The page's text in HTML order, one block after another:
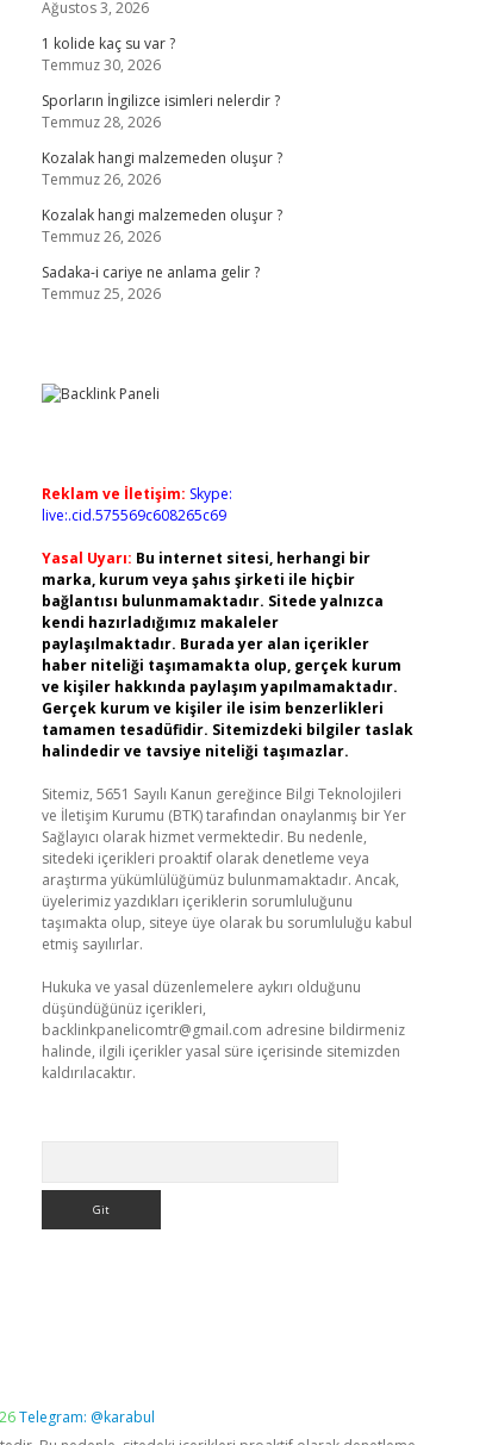
Ağustos 3, 2026
1 kolide kaç su var ?
Temmuz 30, 2026
Sporların İngilizce isimleri nelerdir ?
Temmuz 28, 2026
Kozalak hangi malzemeden oluşur ?
Temmuz 26, 2026
Kozalak hangi malzemeden oluşur ?
Temmuz 26, 2026
Sadaka-i cariye ne anlama gelir ?
Temmuz 25, 2026
Reklam ve İletişim: Skype:
live:.cid.575569c608265c69
Yasal Uyarı: Bu internet sitesi, herhangi bir
marka, kurum veya şahıs şirketi ile hiçbir
bağlantısı bulunmamaktadır. Sitede yalnızca
kendi hazırladığımız makaleler
paylaşılmaktadır. Burada yer alan içerikler
haber niteliği taşımamakta olup, gerçek kurum
ve kişiler hakkında paylaşım yapılmamaktadır.
Gerçek kurum ve kişiler ile isim benzerlikleri
tamamen tesadüfidir. Sitemizdeki bilgiler taslak
halindedir ve tavsiye niteliği taşımazlar.
Sitemiz, 5651 Sayılı Kanun gereğince Bilgi Teknolojileri
ve İletişim Kurumu (BTK) tarafından onaylanmış bir Yer
Sağlayıcı olarak hizmet vermektedir. Bu nedenle,
sitedeki içerikleri proaktif olarak denetleme veya
araştırma yükümlülüğümüz bulunmamaktadır. Ancak,
üyelerimiz yazdıkları içeriklerin sorumluluğunu
taşımakta olup, siteye üye olarak bu sorumluluğu kabul
etmiş sayılırlar.
Hukuka ve yasal düzenlemelere aykırı olduğunu
düşündüğünüz içerikleri,
backlinkpanelicomtr@gmail.com adresine bildirmeniz
halinde, ilgili içerikler yasal süre içerisinde sitemizden
kaldırılacaktır.
Telegram: @karabul